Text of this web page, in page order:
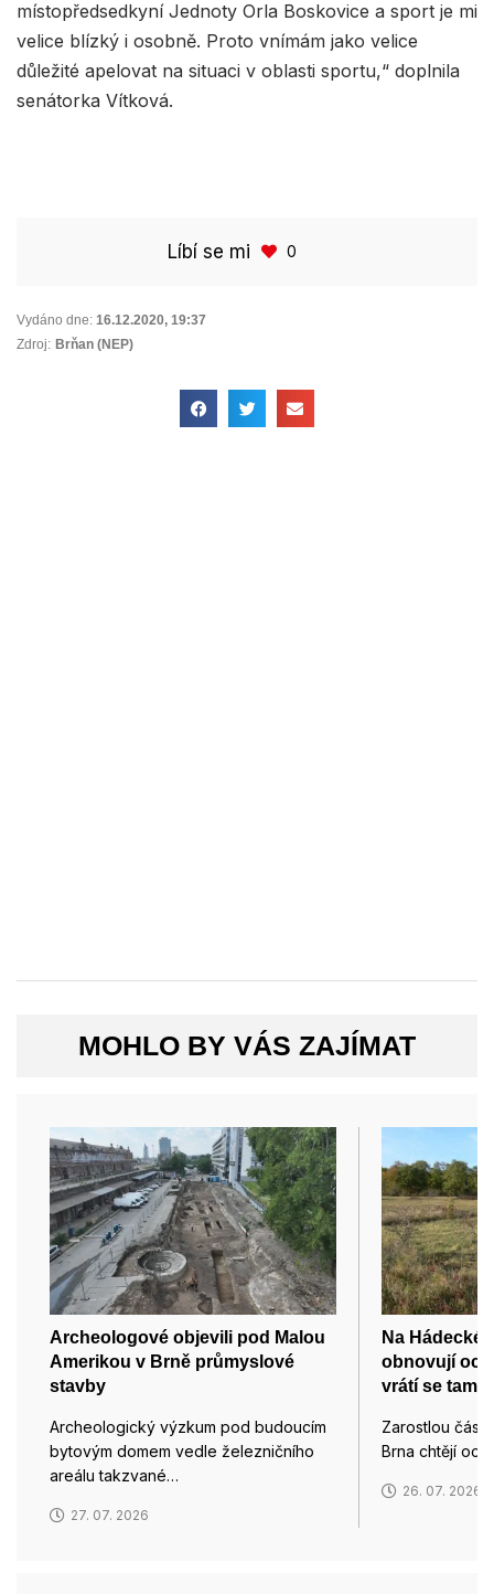
místopředsedkyní Jednoty Orla Boskovice a sport je mi
velice blízký i osobně. Proto vnímám jako velice
důležité apelovat na situaci v oblasti sportu,“ doplnila
senátorka Vítková.
Líbí se mi 0
Vydáno dne: 16.12.2020, 19:37
Zdroj: Brňan (NEP)
MOHLO BY VÁS ZAJÍMAT
Archeologové objevili pod Malou
Amerikou v Brně průmyslové
stavby
Archeologický výzkum pod budoucím
bytovým domem vedle železničního
areálu takzvané…
27. 07. 2026
Na Hádecké
obnovují
vrátí se tam i
Zarostlou část
Brna chtějí
26. 07. 2026